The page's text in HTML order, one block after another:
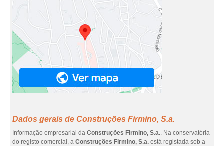
Dados gerais de Construções Firmino, S.a.
Informação empresarial da Construções Firmino, S.a.. Na conservatória
do registo comercial, a Construções Firmino, S.a. está registada sob a